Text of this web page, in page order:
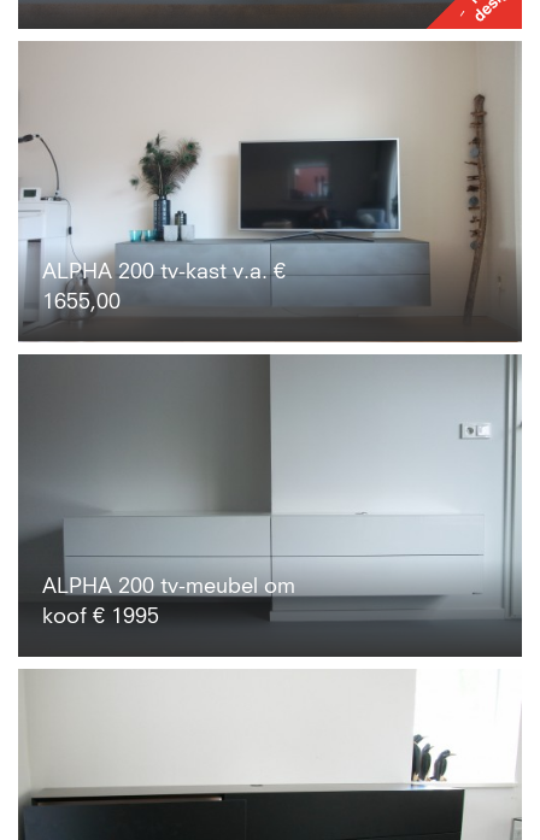
ALPHA 200 tv-kast v.a. €
1655,00
ALPHA 200 tv-meubel om
koof € 1995